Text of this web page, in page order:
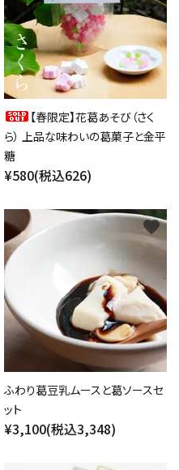
【春限定】花葛あそび（さく
ら） 上品な味わいの葛菓子と金平
糖
¥580(税込626)
ふわり葛豆乳ムースと葛ソースセ
ット
¥3,100(税込3,348)
favorite
る
close